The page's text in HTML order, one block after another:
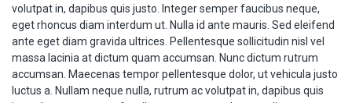
volutpat in, dapibus quis justo. Integer semper faucibus neque,
eget rhoncus diam interdum ut. Nulla id ante mauris. Sed eleifend
ante eget diam gravida ultrices. Pellentesque sollicitudin nisl vel
massa lacinia at dictum quam accumsan. Nunc dictum rutrum
accumsan. Maecenas tempor pellentesque dolor, ut vehicula justo
luctus a. Nullam neque nulla, rutrum ac volutpat in, dapibus quis